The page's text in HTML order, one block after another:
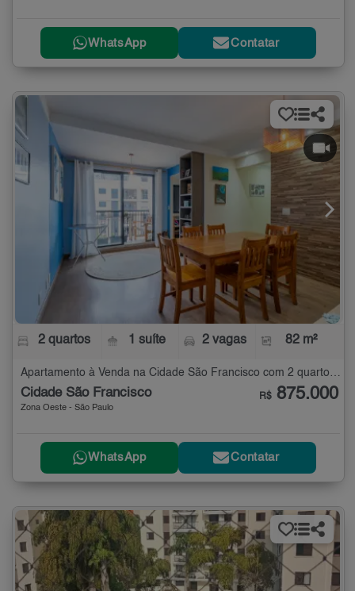
WhatsApp Contatar
2 quartos 1 suíte 2 vagas 82 m²
Apartamento à Venda na Cidade São Francisco com 2 quartos - 82 m²
Cidade São Francisco
Zona Oeste - São Paulo
R$ 875.000
WhatsApp Contatar